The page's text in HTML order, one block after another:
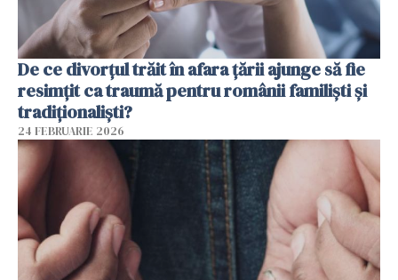
De ce divorțul trăit în afara țării ajunge să fie
resimțit ca traumă pentru românii familiști și
tradiționaliști?
24 FEBRUARIE 2026